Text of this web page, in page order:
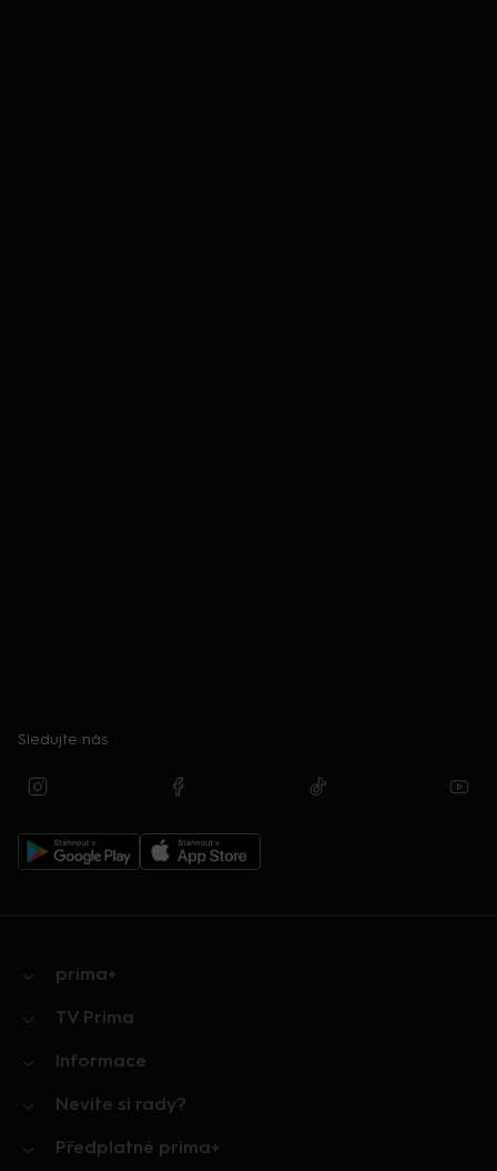
Sledujte nás
prima+
TV Prima
Informace
Nevíte si rady?
Předplatné prima+